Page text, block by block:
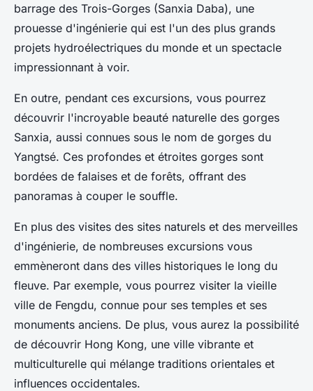
barrage des Trois-Gorges (Sanxia Daba), une
prouesse d'ingénierie qui est l'un des plus grands
projets hydroélectriques du monde et un spectacle
impressionnant à voir.
En outre, pendant ces excursions, vous pourrez
découvrir l'incroyable beauté naturelle des gorges
Sanxia, aussi connues sous le nom de gorges du
Yangtsé. Ces profondes et étroites gorges sont
bordées de falaises et de forêts, offrant des
panoramas à couper le souffle.
En plus des visites des sites naturels et des merveilles
d'ingénierie, de nombreuses excursions vous
emmèneront dans des villes historiques le long du
fleuve. Par exemple, vous pourrez visiter la vieille
ville de Fengdu, connue pour ses temples et ses
monuments anciens. De plus, vous aurez la possibilité
de découvrir Hong Kong, une ville vibrante et
multiculturelle qui mélange traditions orientales et
influences occidentales.